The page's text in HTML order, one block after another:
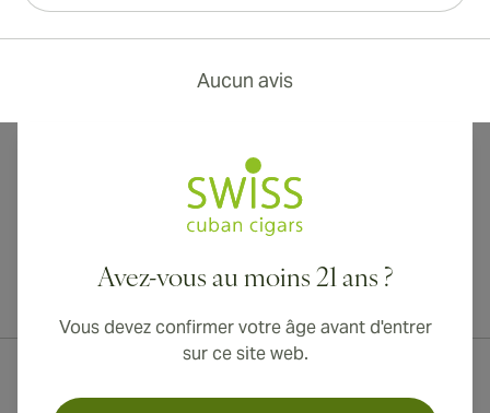
Aucun avis
Avez-vous au moins 21 ans ?
Vous devez confirmer votre âge avant d'entrer
sur ce site web.
Livraison internationale disponible vers le Canada, le Royaume-Uni